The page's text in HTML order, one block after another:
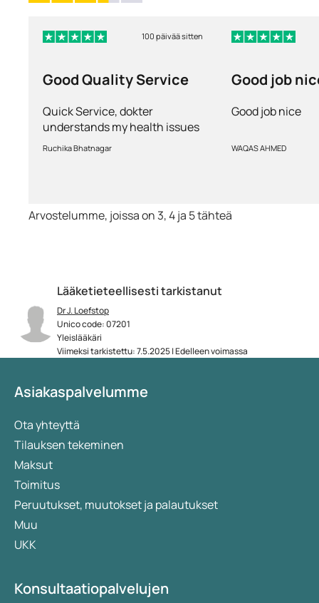
Lääketieteellisesti tarkistanut
Dr J. Loefstop
Unico code: 07201
Yleislääkäri
Viimeksi tarkistettu: 7.5.2025 | Edelleen voimassa
100 päivää sitten
Good Quality Service
Quick Service, dokter
understands my health issues
and good diagnosis
Ruchika Bhatnagar
Good job
Good job nice
WAQAS AHMED
Arvostelumme, joissa on 3, 4 ja 5 tähteä
Asiakaspalvelumme
Ota yhteyttä
Tilauksen tekeminen
Maksut
Toimitus
Peruutukset, muutokset ja palautukset
Muu
UKK
Konsultaatiopalvelujen